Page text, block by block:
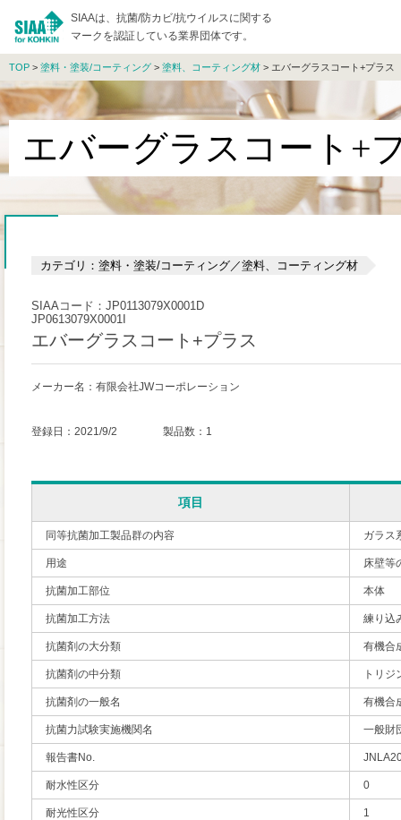
SIAAは、抗菌/防カビ/抗ウイルスに関する
マークを認証している業界団体です。
TOP > 塗料・塗装/コーティング > 塗料、コーティング材 > エバーグラスコート+プラス
エバーグラスコート+
カテゴリ：塗料・塗装/コーティング／塗料、コーティング材
SIAAコード：JP0113079X0001D
JP0613079X0001I
エバーグラスコート+プラス
メーカー名：有限会社JWコーポレーション
登録日：2021/9/2 製品数：1
項目
同等抗菌加工製品群の内容 ガラス
用途 床壁等
抗菌加工部位 本体
抗菌加工方法 練り込
抗菌剤の大分類 有機合
抗菌剤の中分類 トリ
抗菌剤の一般名 有機合
抗菌力試験実施機関名 一般財
報告書No.
耐水性区分 0
耐光性区分 1